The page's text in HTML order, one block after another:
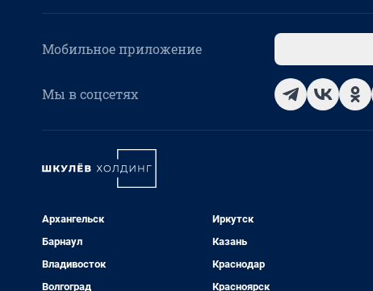
Мобильное приложение
Мы в соцсетях
Архангельск
Барнаул
Владивосток
Волгоград
Иркутск
Казань
Краснодар
Красноярск